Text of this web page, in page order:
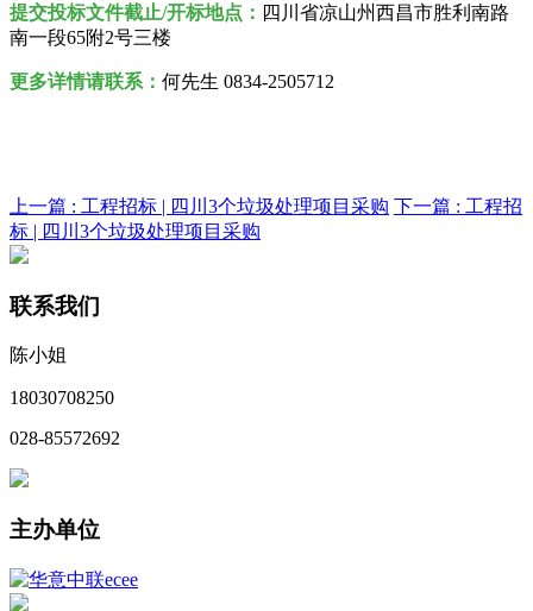
提交投标文件截止/开标地点： 四川省凉山州西昌市胜利南路
南一段65附2号三楼
更多详情请联系： 何先生 0834-2505712
上一篇 : 工程招标 | 四川3个垃圾处理项目采购 下一篇 : 工程招
标 | 四川3个垃圾处理项目采购
联系我们
陈小姐
18030708250
028-85572692
主办单位